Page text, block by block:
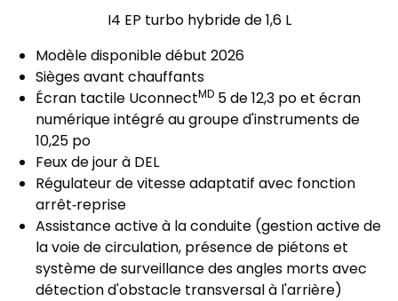
I4 EP turbo hybride de 1,6 L
Modèle disponible début 2026
Sièges avant chauffants
Écran tactile UconnectMD 5 de 12,3 po et écran
numérique intégré au groupe d'instruments de
10,25 po
Feux de jour à DEL
Régulateur de vitesse adaptatif avec fonction
arrêt‑reprise
Assistance active à la conduite (gestion active de
la voie de circulation, présence de piétons et
système de surveillance des angles morts avec
détection d'obstacle transversal à l'arrière)